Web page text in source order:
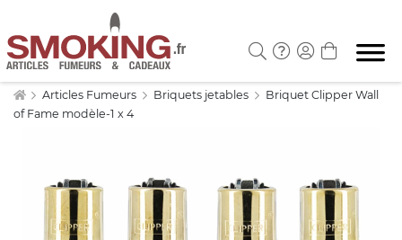
Articles Fumeurs Briquets jetables
Briquet Clipper Wall
of Fame modèle-1 x 4